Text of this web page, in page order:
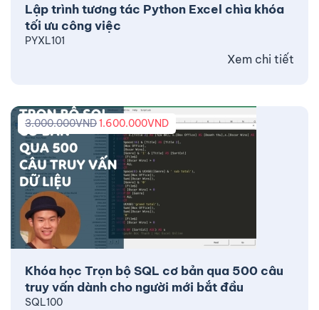
Lập trình tương tác Python Excel chìa khóa
tối ưu công việc
PYXL101
Xem chi tiết
Khóa học Trọn bộ SQL cơ bản qua 500 câu
truy vấn dành cho người mới bắt đầu
3.000.000VND1.600.000VND
SQL100